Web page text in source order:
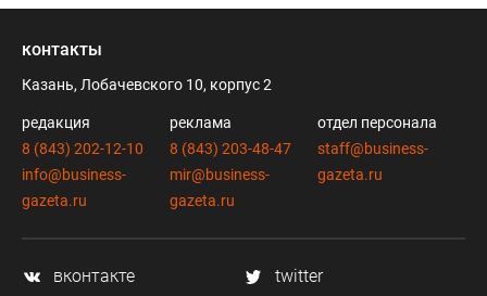
контакты
Казань, Лобачевского 10, корпус 2
редакция
8 (843) 202-12-10
info@business-
gazeta.ru
реклама
8 (843) 203-48-47
mir@business-
gazeta.ru
отдел персонала
staff@business-
gazeta.ru
вконтакте
twitter